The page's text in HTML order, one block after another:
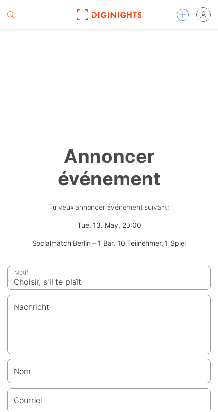
Annoncer
événement
Tu veux annoncer événement suivant:
Tue. 13. May, 20:00
Socialmatch Berlin – 1 Bar, 10 Teilnehmer, 1 Spiel
Motif
Nachricht
Nom
Courriel